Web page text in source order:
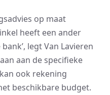
op maat
heeft een ander
legt Van Lavieren
aan de specifieke
ook rekening
beschikbare budget.